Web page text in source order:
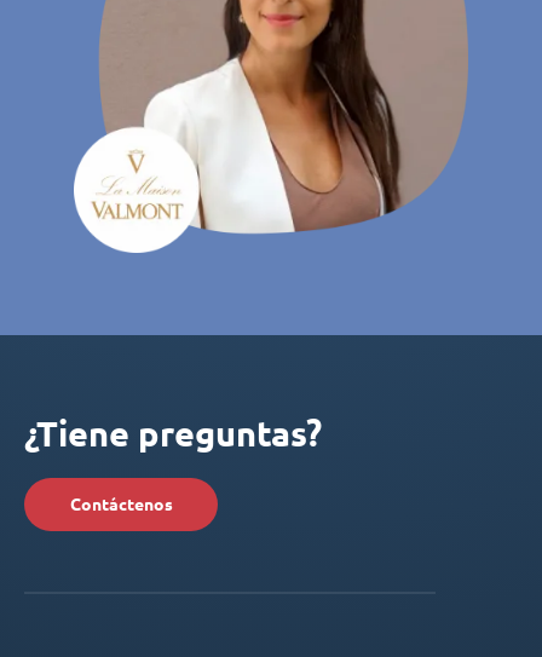
¿Tiene preguntas?
Contáctenos